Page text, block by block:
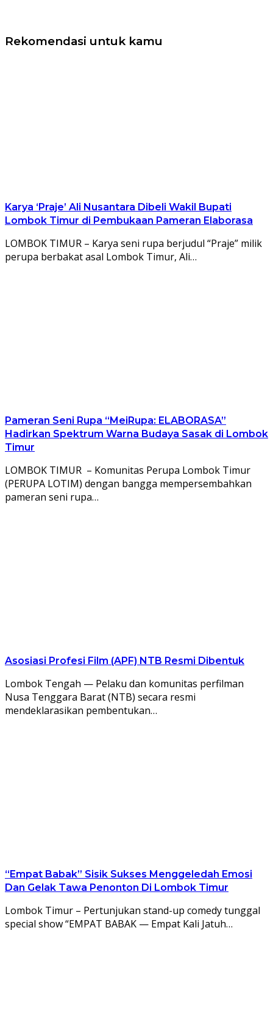
Rekomendasi untuk kamu
Karya ‘Praje’ Ali Nusantara Dibeli Wakil Bupati
Lombok Timur di Pembukaan Pameran Elaborasa
LOMBOK TIMUR – Karya seni rupa berjudul “Praje” milik
perupa berbakat asal Lombok Timur, Ali…
Pameran Seni Rupa “MeiRupa: ELABORASA”
Hadirkan Spektrum Warna Budaya Sasak di Lombok
Timur
LOMBOK TIMUR – Komunitas Perupa Lombok Timur
(PERUPA LOTIM) dengan bangga mempersembahkan
pameran seni rupa…
Asosiasi Profesi Film (APF) NTB Resmi Dibentuk
Lombok Tengah — Pelaku dan komunitas perfilman
Nusa Tenggara Barat (NTB) secara resmi
mendeklarasikan pembentukan…
“Empat Babak” Sisik Sukses Menggeledah Emosi
Dan Gelak Tawa Penonton Di Lombok Timur
Lombok Timur – Pertunjukan stand-up comedy tunggal
special show “EMPAT BABAK — Empat Kali Jatuh…